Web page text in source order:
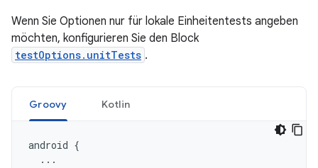
Wenn Sie Optionen nur für lokale Einheitentests angeben
möchten, konfigurieren Sie den Block
testOptions.unitTests .
Groovy Kotlin
android {
...